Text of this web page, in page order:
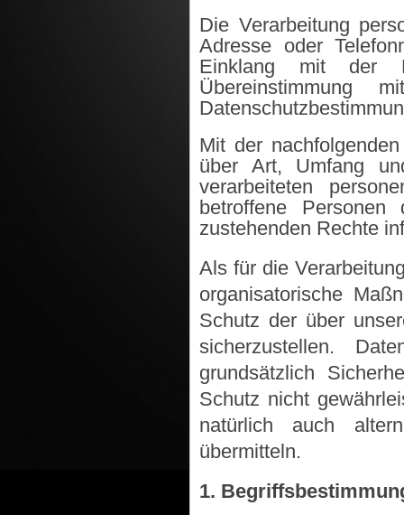
Die Verarbeitung
Adresse oder
Einklang mit der
Übereinstimmung
Mit der
über Art, Umfang
verarbeiteten
betroffene
zustehenden Rechte
Als für die
organisatorische
Schutz der über
sicherzustellen.
grundsätzlich
Schutz nicht
natürlich auch
übermitteln.
1.